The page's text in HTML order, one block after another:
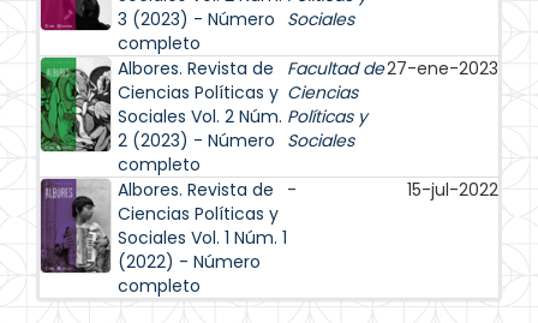
3 (2023) - Número
completo
Sociales
Albores. Revista de
Ciencias Políticas y
Sociales Vol. 2 Núm.
2 (2023) - Número
completo
Facultad de
Ciencias
Políticas y
Sociales
27-ene-2023
Albores. Revista de
Ciencias Políticas y
Sociales Vol. 1 Núm. 1
(2022) - Número
completo
- 15-jul-2022